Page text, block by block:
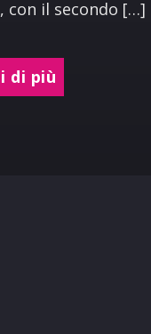
con il secondo […]
di più